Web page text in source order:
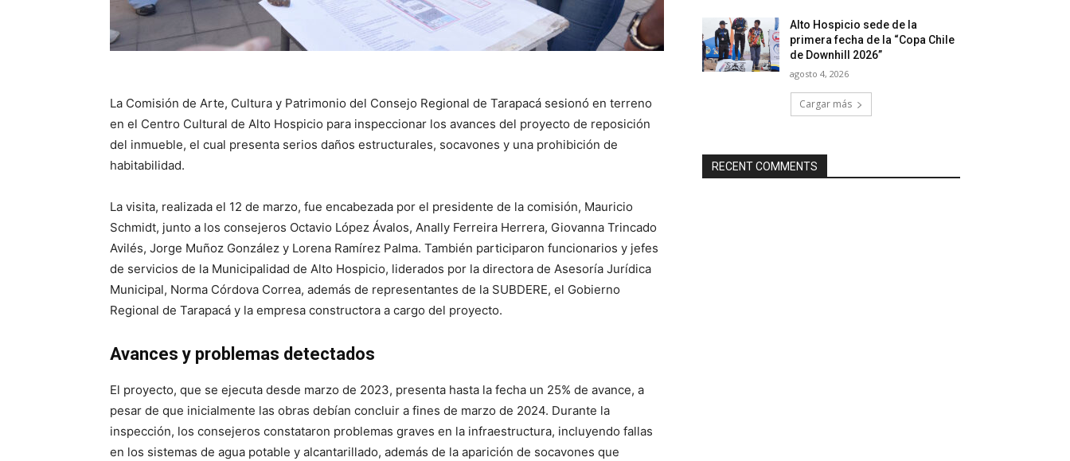
La Comisión de Arte, Cultura y Patrimonio del Consejo Regional de Tarapacá sesionó en terreno
en el Centro Cultural de Alto Hospicio para inspeccionar los avances del proyecto de reposición
del inmueble, el cual presenta serios daños estructurales, socavones y una prohibición de
habitabilidad.
La visita, realizada el 12 de marzo, fue encabezada por el presidente de la comisión, Mauricio
Schmidt, junto a los consejeros Octavio López Ávalos, Anally Ferreira Herrera, Giovanna Trincado
Avilés, Jorge Muñoz González y Lorena Ramírez Palma. También participaron funcionarios y jefes
de servicios de la Municipalidad de Alto Hospicio, liderados por la directora de Asesoría Jurídica
Municipal, Norma Córdova Correa, además de representantes de la SUBDERE, el Gobierno
Regional de Tarapacá y la empresa constructora a cargo del proyecto.
Avances y problemas detectados
El proyecto, que se ejecuta desde marzo de 2023, presenta hasta la fecha un 25% de avance, a
pesar de que inicialmente las obras debían concluir a fines de marzo de 2024. Durante la
inspección, los consejeros constataron problemas graves en la infraestructura, incluyendo fallas
en los sistemas de agua potable y alcantarillado, además de la aparición de socavones que
Alto Hospicio sede de la
primera fecha de la “Copa Chile
de Downhill 2026”
agosto 4, 2026
Cargar más
RECENT COMMENTS